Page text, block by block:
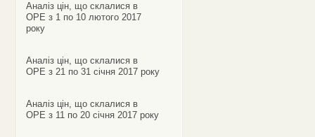
Аналіз цін, що склалися в
ОРЕ з 1 по 10 лютого 2017
року
Аналіз цін, що склалися в
ОРЕ з 21 по 31 січня 2017 року
Аналіз цін, що склалися в
ОРЕ з 11 по 20 січня 2017 року